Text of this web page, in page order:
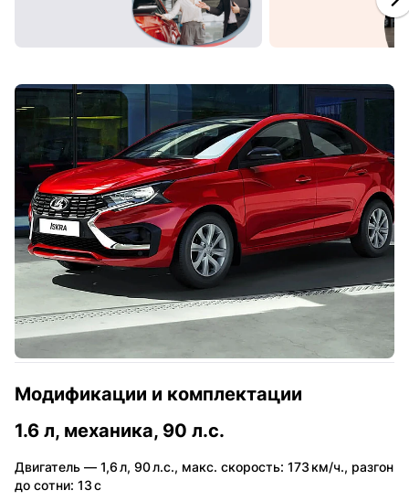
Модификации и комплектации
1.6 л, механика, 90 л.с.
Двигатель — 1,6 л, 90 л.с., макс. скорость: 173 км/ч., разгон
до сотни: 13 с